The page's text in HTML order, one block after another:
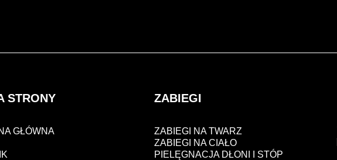
STRONY
GŁÓWNA
ZABIEGI
ZABIEGI NA TWARZ
ZABIEGI NA CIAŁO
PIELĘGNACJA DŁONI I STÓP